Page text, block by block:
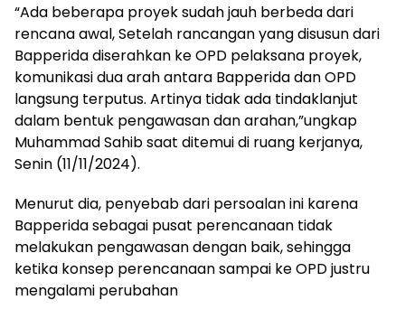
“Ada beberapa proyek sudah jauh berbeda dari
rencana awal, Setelah rancangan yang disusun dari
Bapperida diserahkan ke OPD pelaksana proyek,
komunikasi dua arah antara Bapperida dan OPD
langsung terputus. Artinya tidak ada tindaklanjut
dalam bentuk pengawasan dan arahan,”ungkap
Muhammad Sahib saat ditemui di ruang kerjanya,
Senin (11/11/2024).
Menurut dia, penyebab dari persoalan ini karena
Bapperida sebagai pusat perencanaan tidak
melakukan pengawasan dengan baik, sehingga
ketika konsep perencanaan sampai ke OPD justru
mengalami perubahan